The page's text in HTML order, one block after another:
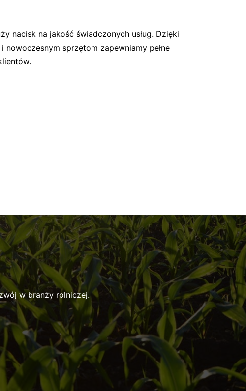
nacisk na jakość świadczonych usług. Dzięki
nowoczesnym sprzętom zapewniamy pełne
w branży rolniczej.